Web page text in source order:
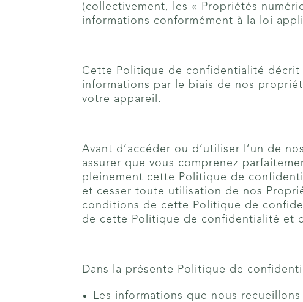
(collectivement, les « Propriétés
informations conformément à la loi
Cette Politique de confidentialité
informations par le biais de nos
votre appareil.
Avant d’accéder ou d’utiliser l’un de
assurer que vous comprenez
pleinement cette Politique de
et cesser toute utilisation de nos
conditions de cette Politique de
de cette Politique de confidentialité et
Dans la présente Politique de
Les informations que nous recueillons